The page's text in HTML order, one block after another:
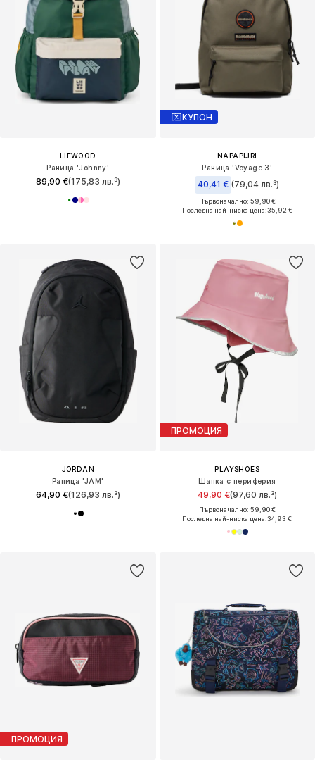
LIEWOOD
Раница 'Johnny'
89,90 €(175,83 лв.³)
КУПОН
NAPAPIJRI
Раница 'Voyage 3'
40,41 € (79,04 лв.³)
Първоначално: 59,90 €
Последна най-ниска цена:35,92 €
JORDAN
Раница 'JAM'
64,90 €(126,93 лв.³)
ПРОМОЦИЯ
PLAYSHOES
Шапка с периферия
49,90 €(97,60 лв.³)
Първоначално: 59,90 €
Последна най-ниска цена:34,93 €
ПРОМОЦИЯ